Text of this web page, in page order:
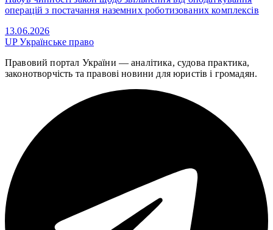
операцій з постачання наземних роботизованих комплексів
13.06.2026
UPУкраїнське право
Правовий портал України — аналітика, судова практика,
законотворчість та правові новини для юристів і громадян.